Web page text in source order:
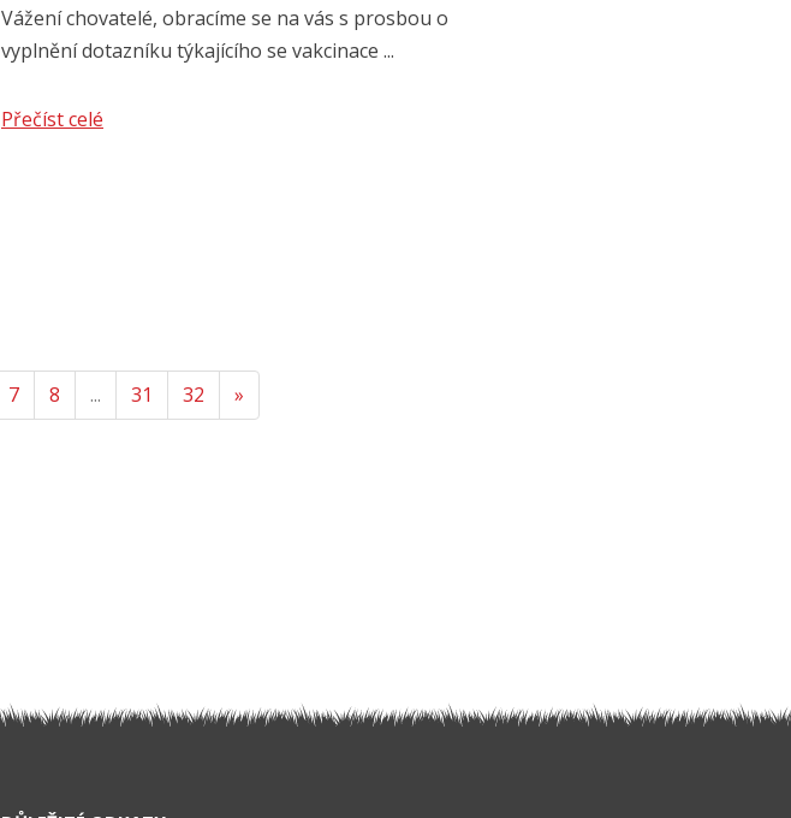
Vážení chovatelé, obracíme se na vás s prosbou o
vyplnění dotazníku týkajícího se vakcinace ...
Přečíst celé
7 8 ... 31 32 »